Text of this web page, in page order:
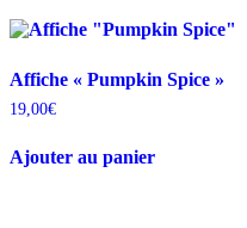
Affiche « Pumpkin Spice »
19,00€
Ajouter au panier